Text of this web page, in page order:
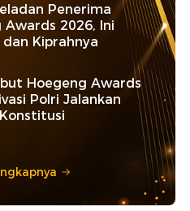
Penerima
Awards 2026, Ini
Kiprahnya
Hoegeng Awards
Polri Jalankan